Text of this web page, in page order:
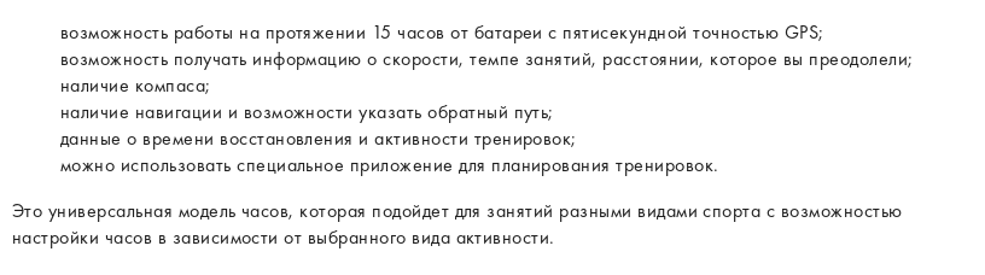
возможность работы на протяжении 15 часов от батареи с пятисекундной точностью GPS;
возможность получать информацию о скорости, темпе занятий, расстоянии, которое вы преодолели;
наличие компаса;
наличие навигации и возможности указать обратный путь;
данные о времени восстановления и активности тренировок;
можно использовать специальное приложение для планирования тренировок.
Это универсальная модель часов, которая подойдет для занятий разными видами спорта с возможностью
настройки часов в зависимости от выбранного вида активности.